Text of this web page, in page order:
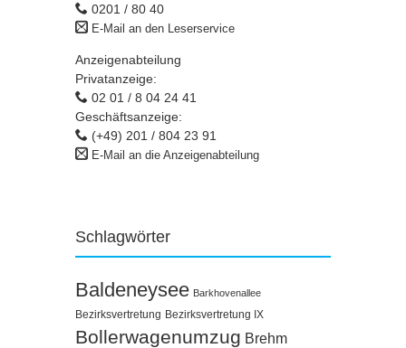
0201 / 80 40
E-Mail an den Leserservice
Anzeigenabteilung
Privatanzeige:
02 01 / 8 04 24 41
Geschäftsanzeige:
(+49) 201 / 804 23 91
E-Mail an die Anzeigenabteilung
Schlagwörter
Baldeneysee Barkhovenallee
Bezirksvertretung Bezirksvertretung IX
Bollerwagenumzug Brehm